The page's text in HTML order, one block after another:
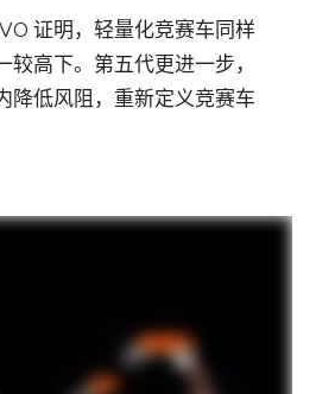
证明，轻量化竞赛车同样
高下。第五代更进一步，
降低风阻，重新定义竞赛车